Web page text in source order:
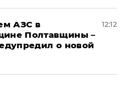
АЗС в
Полтавщины –
о новой
12:12